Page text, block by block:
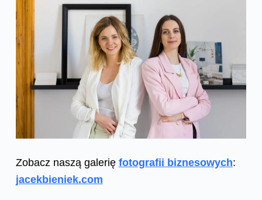
Zobacz naszą galerię fotografii biznesowych:
jacekbieniek.com